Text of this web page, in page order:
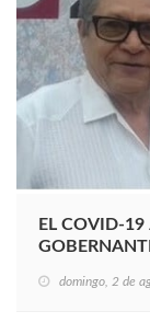
EL COVID-19
domingo, 2 de